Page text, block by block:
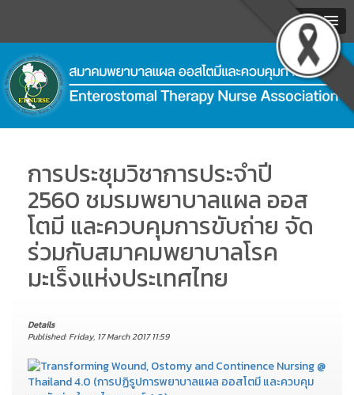
MENU
.
การประชุมวิชาการประจำปี
2560 ชมรมพยาบาลแผล ออส
โตมี และควบคุมการขับถ่าย จัด
ร่วมกับสมาคมพยาบาลโรค
มะเร็งแห่งประเทศไทย
Details
Published: Friday, 17 March 2017 11:59